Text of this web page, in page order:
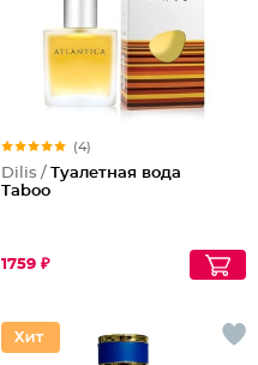
(4)
Dilis / Туалетная вода
Taboo
1759 ₽